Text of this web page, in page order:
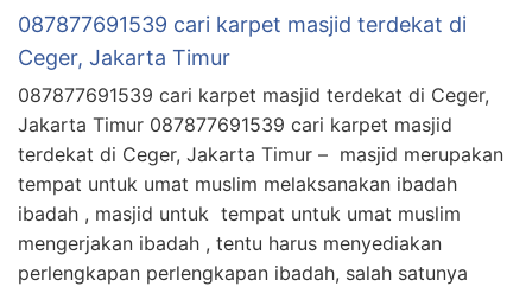
087877691539 cari karpet masjid terdekat di
Ceger, Jakarta Timur
087877691539 cari karpet masjid terdekat di Ceger,
Jakarta Timur 087877691539 cari karpet masjid
terdekat di Ceger, Jakarta Timur – masjid merupakan
tempat untuk umat muslim melaksanakan ibadah
ibadah , masjid untuk tempat untuk umat muslim
mengerjakan ibadah , tentu harus menyediakan
perlengkapan perlengkapan ibadah, salah satunya